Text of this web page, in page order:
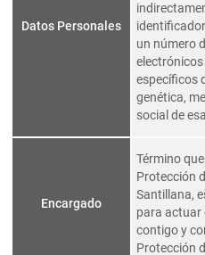
Datos Personales
un número
específicos
genética,
social de
Encargado
Término
Protección
Santillana,
para actuar
contigo y
Protección